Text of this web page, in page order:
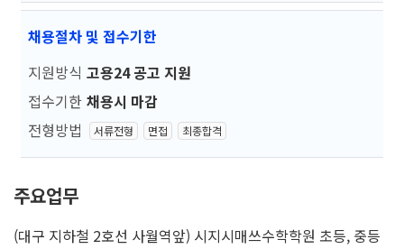
채용절차 및 접수기한
지원방식 고용24 공고 지원
접수기한 채용시 마감
전형방법
서류전형 면접 최종합격
주요업무
(대구 지하철 2호선 사월역앞) 시지시매쓰수학학원 초등, 중등